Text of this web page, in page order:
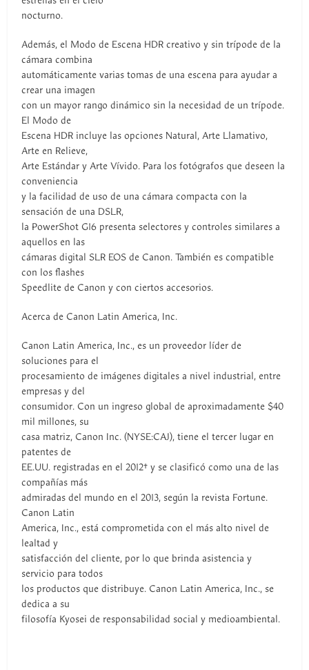
nocturno.
Además, el Modo de Escena HDR creativo y sin trípode de la
cámara combina
automáticamente varias tomas de una escena para ayudar a
crear una imagen
con un mayor rango dinámico sin la necesidad de un trípode.
El Modo de
Escena HDR incluye las opciones Natural, Arte Llamativo,
Arte en Relieve,
Arte Estándar y Arte Vívido. Para los fotógrafos que deseen la
conveniencia
y la facilidad de uso de una cámara compacta con la
sensación de una DSLR,
la PowerShot G16 presenta selectores y controles similares a
aquellos en las
cámaras digital SLR EOS de Canon. También es compatible
con los flashes
Speedlite de Canon y con ciertos accesorios.
Acerca de Canon Latin America, Inc.
Canon Latin America, Inc., es un proveedor líder de
soluciones para el
procesamiento de imágenes digitales a nivel industrial, entre
empresas y del
consumidor. Con un ingreso global de aproximadamente $40
mil millones, su
casa matriz, Canon Inc. (NYSE:CAJ), tiene el tercer lugar en
patentes de
EE.UU. registradas en el 2012† y se clasificó como una de las
compañías más
admiradas del mundo en el 2013, según la revista Fortune.
Canon Latin
America, Inc., está comprometida con el más alto nivel de
lealtad y
satisfacción del cliente, por lo que brinda asistencia y
servicio para todos
los productos que distribuye. Canon Latin America, Inc., se
dedica a su
filosofía Kyosei de responsabilidad social y medioambiental.